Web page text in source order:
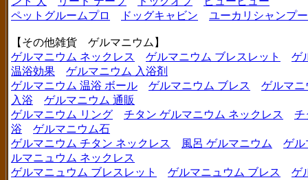
ペットグルームプロ
ドッグキャビン ユーカリシャンプー
【その他雑貨 ゲルマニウム】
ゲルマニウム ネックレス
ゲルマニウム ブレスレット
ゲ
温浴効果
ゲルマニウム 入浴剤
ゲルマニウム 温浴 ボール
ゲルマニウム ブレス
ゲルマニ
入浴
ゲルマニウム 通販
ゲルマニウム リング
チタン ゲルマニウム ネックレス
チ
浴
ゲルマニウム石
ゲルマニウム チタン ネックレス
風呂 ゲルマニウム
ゲル
ルマニュウム ネックレス
ゲルマニュウム ブレスレット
ゲルマニュウム ブレス
ゲ